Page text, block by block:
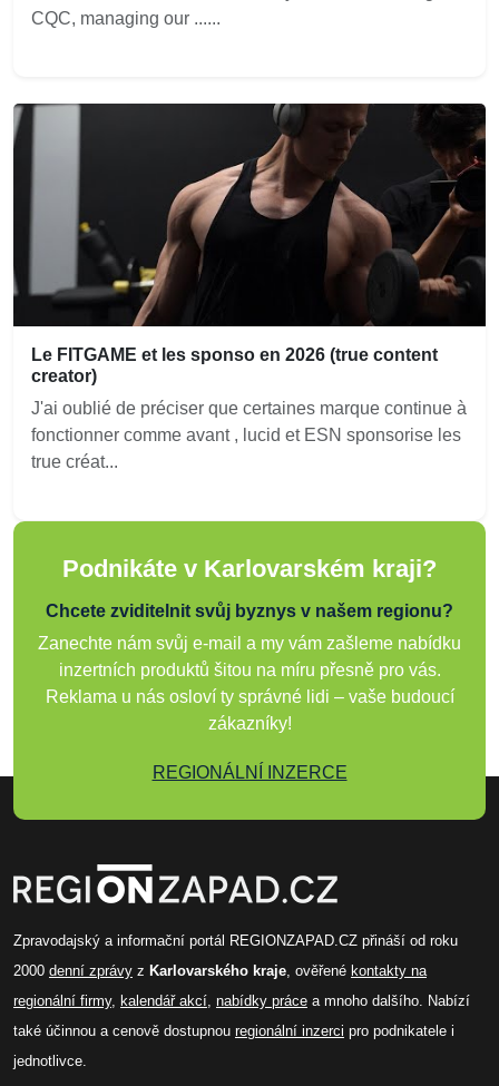
CQC, managing our ......
Le FITGAME et les sponso en 2026 (true content
creator)
J'ai oublié de préciser que certaines marque continue à
fonctionner comme avant , lucid et ESN sponsorise les
true créat...
Podnikáte v Karlovarském kraji?
Chcete zviditelnit svůj byznys v našem regionu?
Zanechte nám svůj e-mail a my vám zašleme nabídku
inzertních produktů šitou na míru přesně pro vás.
Reklama u nás osloví ty správné lidi – vaše budoucí
zákazníky!
REGIONÁLNÍ INZERCE
Zpravodajský a informační portál REGIONZAPAD.CZ přináší od roku
2000 denní zprávy z Karlovarského kraje , ověřené kontakty na
regionální firmy, kalendář akcí nabídky práce a mnoho dalšího. Nabízí
také účinnou a cenově dostupnou regionální inzerci pro podnikatele i
jednotlivce.